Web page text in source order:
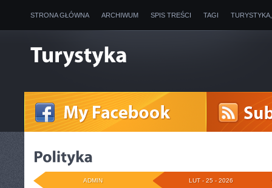
STRONA GŁÓWNA ARCHIWUM SPIS TREŚCI TAGI
LUT - 25 - 2026
ADMIN